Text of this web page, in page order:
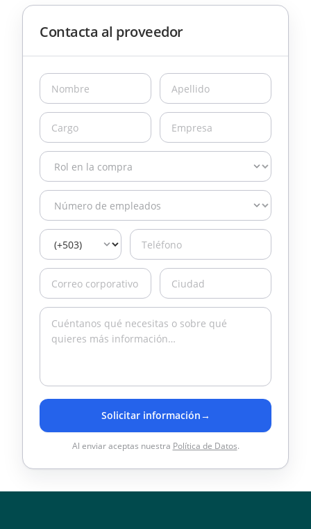
Contacta al proveedor
Solicitar información→
Al enviar aceptas nuestra Política de Datos.